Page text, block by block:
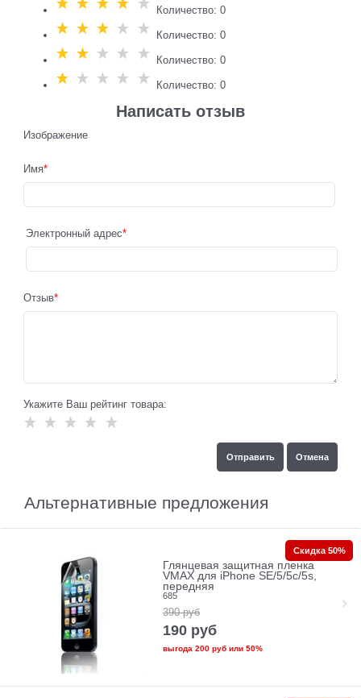
Количество: 0
Количество: 0
Количество: 0
Количество: 0
Написать отзыв
Изображение
Имя
Электронный адрес
Отзыв
Укажите Ваш рейтинг товара:
Альтернативные предложения
Глянцевая защитная пленка
VMAX для iPhone SE/5/5c/5s,
передняя
685
390 руб
190 руб
выгода 200 рубили 50%
Скидка 50%